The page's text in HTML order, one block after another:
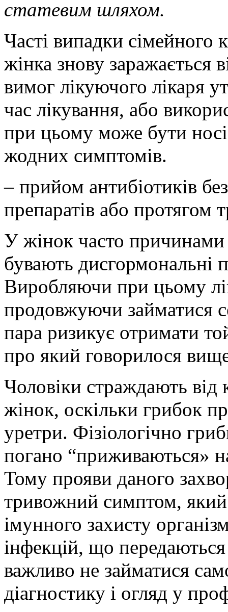
статевим шляхом.
Часті випадки сімейного
жінка знову заражається
вимог лікуючого лікаря
час лікування, або
при цьому може бути
жодних симптомів.
– прийом антибіотиків
препаратів або протягом
У жінок часто
бувають дисгормональні
Виробляючи при цьому
продовжуючи займатися
пара ризикує отримати
про який говорилося
Чоловіки страждають від
жінок, оскільки грибок
уретри. Фізіологічно
погано “приживаються»
Тому прояви даного
тривожний симптом,
імунного захисту
інфекцій, що
важливо не займатися
діагностику і огляд у